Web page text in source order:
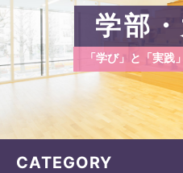
学部
「学び」と「実践
CATEGORY